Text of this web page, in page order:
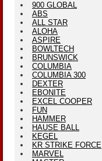
900 GLOBAL
ABS
ALL STAR
ALOHA
ASPIRE
BOWLTECH
BRUNSWICK
COLUMBIA
COLUMBIA 300
DEXTER
EBONITE
EXCEL COOPER
FUN
HAMMER
HAUSE BALL
KEGEL
KR STRIKE FORCE
MARVEL